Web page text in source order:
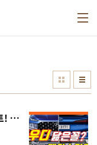
6부! 아우디 닮은 꼴! 싼타페 페이스리프트! 다음달 출시! Santafe facelift Design!